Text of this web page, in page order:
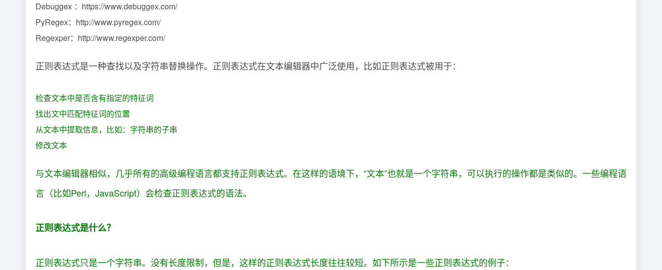
Debuggex ：https://www.debuggex.com/
PyRegex：http://www.pyregex.com/
Regexper：http://www.regexper.com/
正则表达式是一种查找以及字符串替换操作。正则表达式在文本编辑器中广泛使用，比如正则表达式被用于：
检查文本中是否含有指定的特征词
找出文中匹配特征词的位置
从文本中提取信息，比如：字符串的子串
修改文本
与文本编辑器相似，几乎所有的高级编程语言都支持正则表达式。在这样的语境下，“文本”也就是一个字符串，可以执行的操作都是类似的。一些编程语
言（比如Perl，JavaScript）会检查正则表达式的语法。
正则表达式是什么？
正则表达式只是一个字符串。没有长度限制，但是，这样的正则表达式长度往往较短。如下所示是一些正则表达式的例子：